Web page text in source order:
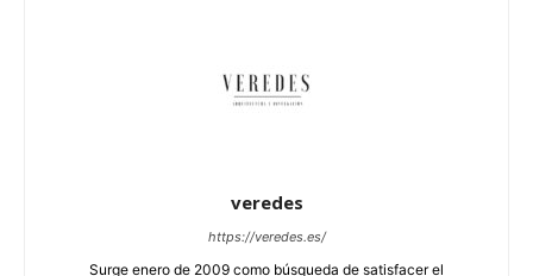
veredes
https://veredes.es/
Surge enero de 2009 como búsqueda de satisfacer el